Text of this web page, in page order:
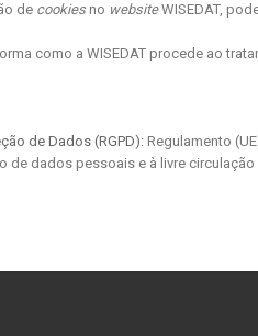
de cookiesno websiteWISEDAT,
como a WISEDAT procede ao
de Dados (RGPD): Regulamento
de dados pessoais e à livre